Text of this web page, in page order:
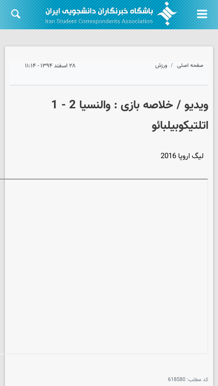
صفحه اصلی ورزش ۲۸ اسفند ۱۳۹۴ - ۱۱:۱۴
ویدیو / خلاصه بازی : والنسیا 2 - 1
اتلتیکوبیلبائو
لیگ اروپا 2016
کد مطلب: 618580